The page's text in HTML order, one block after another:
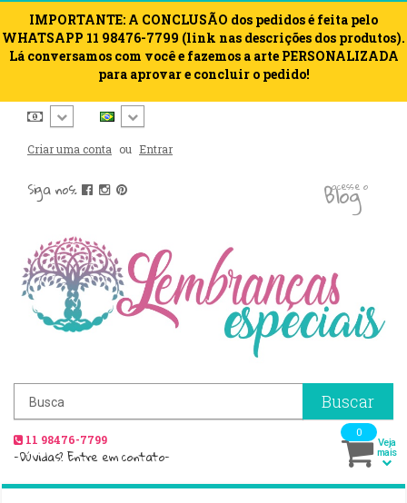
IMPORTANTE: A CONCLUSÃO dos pedidos é feita pelo
WHATSAPP 11 98476-7799 (link nas descrições dos produtos).
Lá conversamos com você e fazemos a arte PERSONALIZADA
para aprovar e concluir o pedido!
Criar uma conta ou Entrar
Siga nos: acesse o
blog
Buscar
11 98476-7799
-Dúvidas? Entre em contato-
0
Veja
mais